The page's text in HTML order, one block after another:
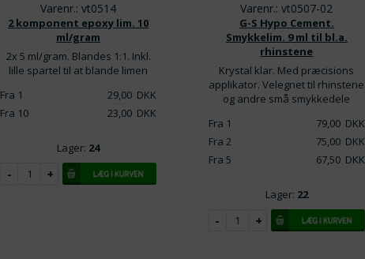
Varenr.: vt0514
2 komponent epoxy lim. 10
ml/gram
2x 5 ml/gram. Blandes 1:1. Inkl.
lille spartel til at blande limen
Fra 1
29,00 DKK
Fra 10
23,00 DKK
Lager: 24
Varenr.: vt0507-02
G-S Hypo Cement.
Smykkelim. 9 ml til bl.a.
rhinstene
Krystal klar. Med præcisions
applikator. Velegnet til rhinstene
og andre små smykkedele
Fra 1
79,00DKK
Fra 2
75,00DKK
Fra 5
67,50DKK
Lager: 22